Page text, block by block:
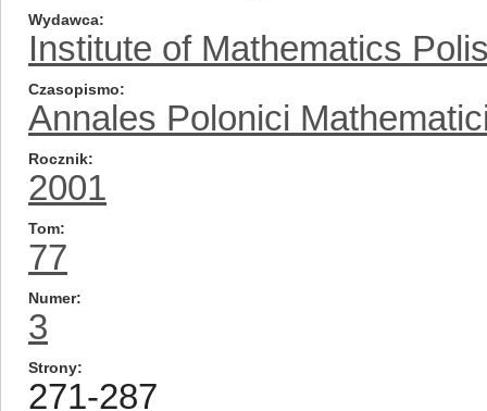
Wydawca
Institute of Mathematics
Czasopismo
Annales Polonici
Rocznik
2001
Tom
77
Numer
3
Strony
271-287